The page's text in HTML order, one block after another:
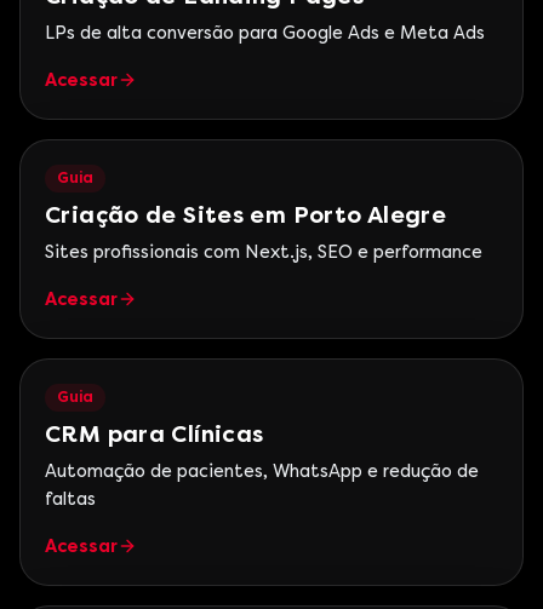
LPs de alta conversão para Google Ads e Meta Ads
Acessar
Guia
Criação de Sites em Porto Alegre
Sites profissionais com Next.js, SEO e performance
Acessar
Guia
CRM para Clínicas
Automação de pacientes, WhatsApp e redução de
faltas
Acessar